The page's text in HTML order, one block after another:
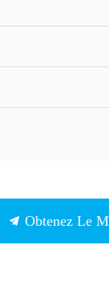
Obtenez Le